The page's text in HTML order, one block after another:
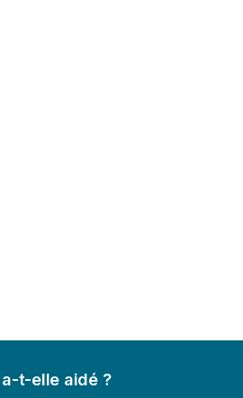
t-elle aidé ?